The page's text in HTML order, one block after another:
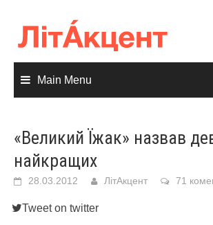
content
Main Menu
«Великий Їжак» назвав
найкращих
28.03.2012 ЛітАкцент 71
Tweet on twitter